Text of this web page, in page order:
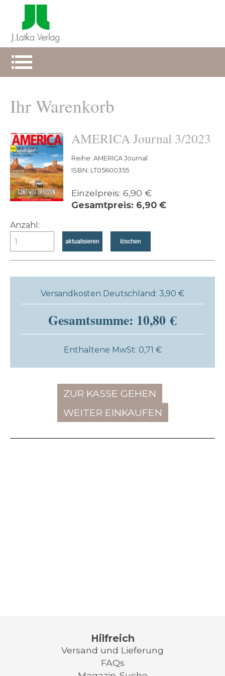
Ihr Warenkorb
AMERICA Journal 3/2023
Reihe: AMERICA Journal
ISBN: LT05600355
Einzelpreis: 6,90 €
Gesamtpreis: 6,90 €
Anzahl:
Versandkosten Deutschland: 3,90 €
Gesamtsumme: 10,80 €
Enthaltene MwSt: 0,71 €
ZUR KASSE GEHEN
WEITER EINKAUFEN
Hilfreich
Versand und Lieferung
FAQs